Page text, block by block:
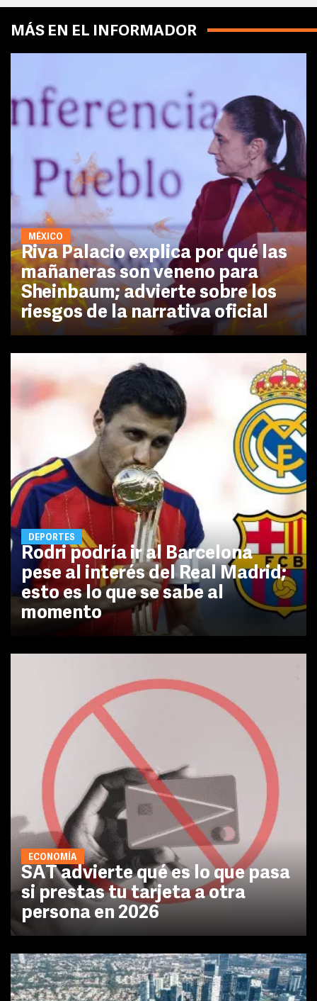
MÁS EN EL INFORMADOR
MÉXICO
Riva Palacio explica por qué las
mañaneras son veneno para
Sheinbaum; advierte sobre los
riesgos de la narrativa oficial
DEPORTES
Rodri podría ir al Barcelona
pese al interés del Real Madrid;
esto es lo que se sabe al
momento
ECONOMÍA
SAT advierte qué es lo que pasa
si prestas tu tarjeta a otra
persona en 2026